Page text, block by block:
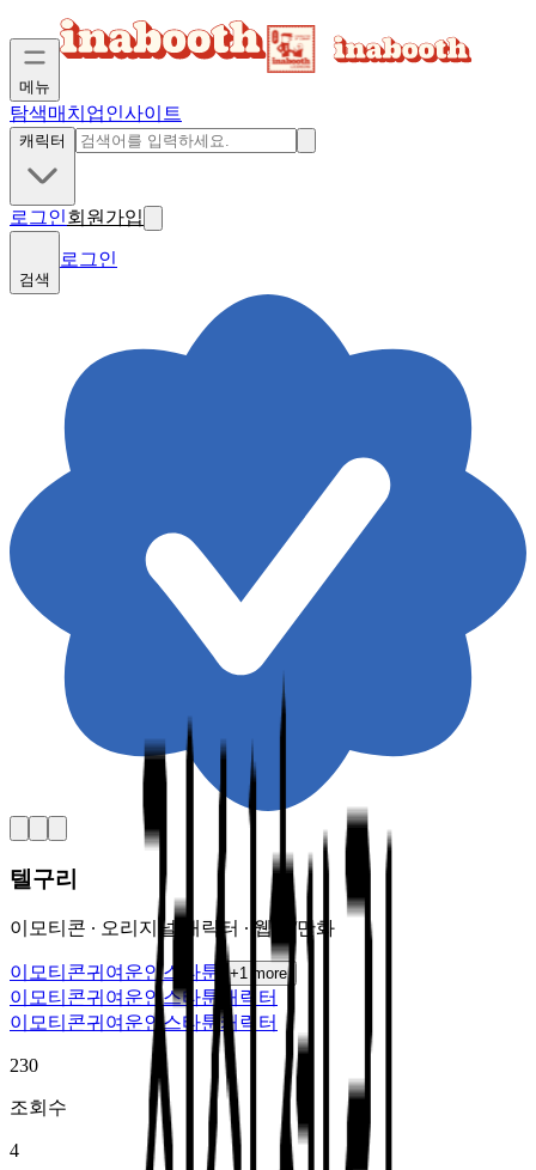
메뉴
탐색매치업인사이트
캐릭터
로그인회원가입
검색
로그인
텔구리
이모티콘 ∙ 오리지널 캐릭터 ∙ 웹툰/만화
이모티콘귀여운인스타툰 +1 more
이모티콘귀여운인스타툰
캐릭터
이모티콘귀여운인스타툰 캐릭터
230
조회수
4